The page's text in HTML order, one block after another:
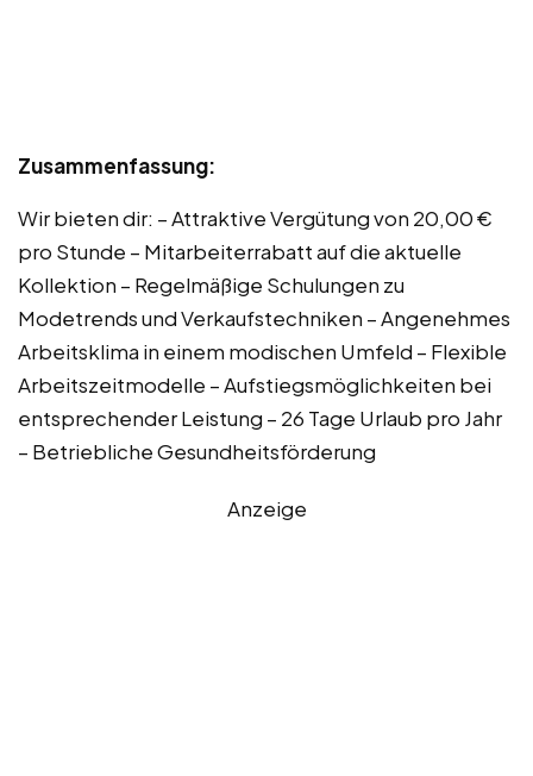
Zusammenfassung:
Wir bieten dir: – Attraktive Vergütung von 20,00 €
pro Stunde – Mitarbeiterrabatt auf die aktuelle
Kollektion – Regelmäßige Schulungen zu
Modetrends und Verkaufstechniken – Angenehmes
Arbeitsklima in einem modischen Umfeld – Flexible
Arbeitszeitmodelle – Aufstiegsmöglichkeiten bei
entsprechender Leistung – 26 Tage Urlaub pro Jahr
– Betriebliche Gesundheitsförderung
Anzeige